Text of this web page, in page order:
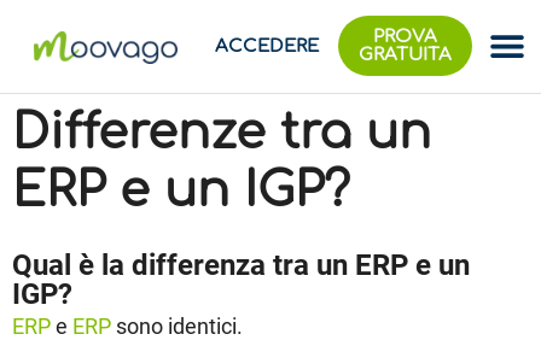
ACCEDERE
PROVA
GRATUITA
Differenze tra un
ERP e un IGP?
Qual è la differenza tra un ERP e un
IGP?
ERPe ERP sono identici.